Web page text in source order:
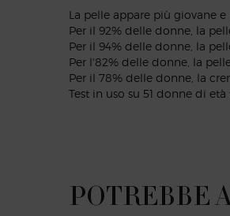
La pelle appare più giovane
Per il 92% delle donne, la
Per il 94% delle donne, la
Per l'82% delle donne, la
Per il 78% delle donne, la
Test in uso su 51 donne di
PDP Slot 1 SectionPOTREBBE